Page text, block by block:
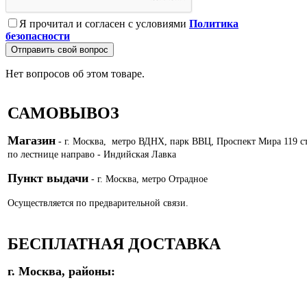
Я прочитал и согласен с условиями Политика
безопасности
Отправить свой вопрос
Нет вопросов об этом товаре.
САМОВЫВОЗ
Магазин - г. Москва, метро ВДНХ, парк ВВЦ, Проспект Мира 119
по лестнице направо - Индийская Лавка
Пункт выдачи - г. Москва, метро Отрадное
Осуществляется по предварительной связи.
БЕСПЛАТНАЯ ДОСТАВКА
г. Москва, районы: